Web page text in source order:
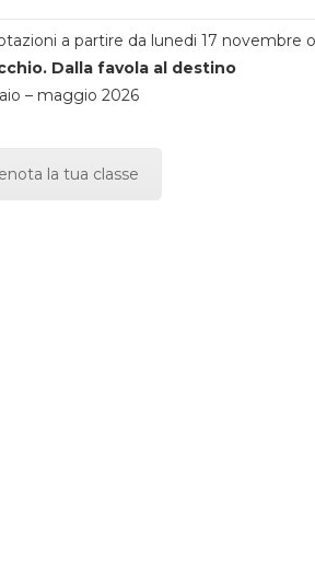
a partire da lunedi 17 novembre
Dalla favola al destino
– maggio 2026
la tua classe